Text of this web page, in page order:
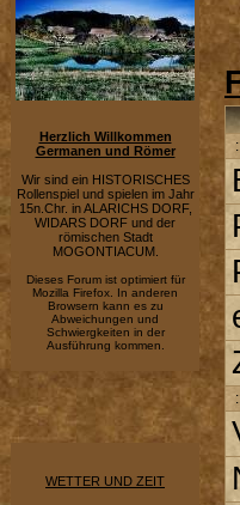
Herzlich Willkommen
Germanen und Römer
Wir sind ein HISTORISCHES
Rollenspiel und spielen im Jahr
15n.Chr. in ALARICHS DORF,
WIDARS DORF und der
römischen Stadt
MOGONTIACUM.
Dieses Forum ist optimiert für
Mozilla Firefox. In anderen
Browsern kann es zu
Abweichungen und
Schwiergkeiten in der
Ausführung kommen.
WETTER UND ZEIT